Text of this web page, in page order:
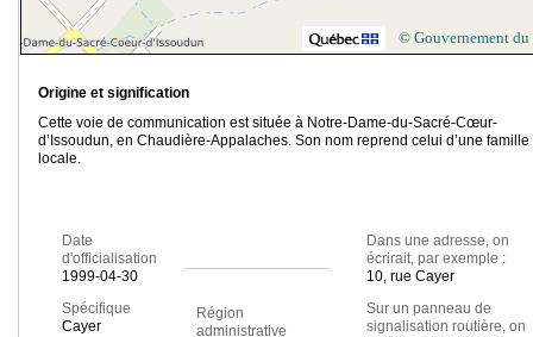
© Gouvernement du
Origine et signification
Cette voie de communication est située à Notre-Dame-du-Sacré-Cœur-
d’Issoudun, en Chaudière-Appalaches. Son nom reprend celui d’une famille
locale.
Date
d'officialisation
1999-04-30
Spécifique
Cayer
Région
administrative
Dans une adresse, on
écrirait, par exemple :
10, rue Cayer
Sur un panneau de
signalisation routière, on